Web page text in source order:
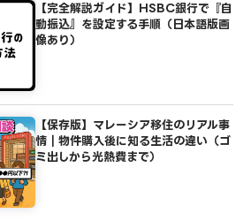
【完全解説ガイド】HSBC銀行で『自
動振込』を設定する手順（日本語版画
像あり）
【保存版】マレーシア移住のリアル事
情｜物件購入後に知る生活の違い（ゴ
ミ出しから光熱費まで）